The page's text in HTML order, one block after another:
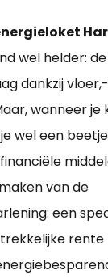
wel helder:
dankzij
wanneer je
wel een
van de
een
rente